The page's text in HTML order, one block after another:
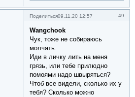
Поделиться 49
09.11.20 12:57
Wangchook
Чук, тоже не собираюсь
молчать.
Иди в личку лить на меня
грязь, или тебе прилюдно
помоями надо швыряться?
Чтоб все видели, сколько их у
тебя? Сколько можно